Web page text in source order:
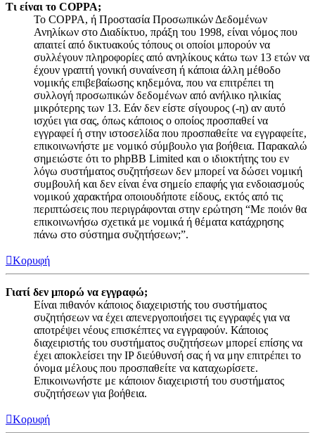
Τι είναι το COPPA;
Το COPPA, ή Προστασία Προσωπικών Δεδομένων
Ανηλίκων στο Διαδίκτυο, πράξη του 1998, είναι νόμος που
απαιτεί από δικτυακούς τόπους οι οποίοι μπορούν να
συλλέγουν πληροφορίες από ανηλίκους κάτω των 13 ετών να
έχουν γραπτή γονική συναίνεση ή κάποια άλλη μέθοδο
νομικής επιβεβαίωσης κηδεμόνα, που να επιτρέπει τη
συλλογή προσωπικών δεδομένων από ανήλικο ηλικίας
μικρότερης των 13. Εάν δεν είστε σίγουρος (-η) αν αυτό
ισχύει για σας, όπως κάποιος ο οποίος προσπαθεί να
εγγραφεί ή στην ιστοσελίδα που προσπαθείτε να εγγραφείτε,
επικοινωνήστε με νομικό σύμβουλο για βοήθεια. Παρακαλώ
σημειώστε ότι το phpBB Limited και ο ιδιοκτήτης του εν
λόγω συστήματος συζητήσεων δεν μπορεί να δώσει νομική
συμβουλή και δεν είναι ένα σημείο επαφής για ενδοιασμούς
νομικού χαρακτήρα οποιουδήποτε είδους, εκτός από τις
περιπτώσεις που περιγράφονται στην ερώτηση “Με ποιόν θα
επικοινωνήσω σχετικά με νομικά ή θέματα κατάχρησης
πάνω στο σύστημα συζητήσεων;”.
Κορυφή
Γιατί δεν μπορώ να εγγραφώ;
Είναι πιθανόν κάποιος διαχειριστής του συστήματος
συζητήσεων να έχει απενεργοποιήσει τις εγγραφές για να
αποτρέψει νέους επισκέπτες να εγγραφούν. Κάποιος
διαχειριστής του συστήματος συζητήσεων μπορεί επίσης να
έχει αποκλείσει την IP διεύθυνσή σας ή να μην επιτρέπει το
όνομα μέλους που προσπαθείτε να καταχωρίσετε.
Επικοινωνήστε με κάποιον διαχειριστή του συστήματος
συζητήσεων για βοήθεια.
Κορυφή